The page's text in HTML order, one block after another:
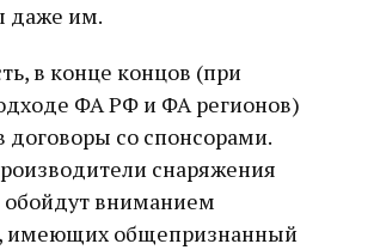
даже им.
в конце концов (при
ФА РФ и ФА регионов)
договоры со спонсорами.
снаряжения
обойдут вниманием
имеющих общепризнанный